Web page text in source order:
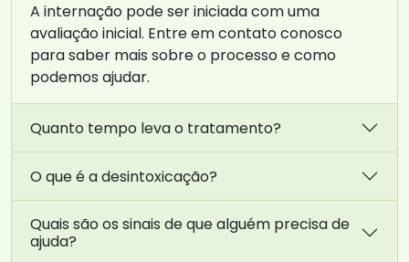
A internação pode ser iniciada com uma
avaliação inicial. Entre em contato conosco
para saber mais sobre o processo e como
podemos ajudar.
Quanto tempo leva o tratamento?
O que é a desintoxicação?
Quais são os sinais de que alguém precisa de
ajuda?